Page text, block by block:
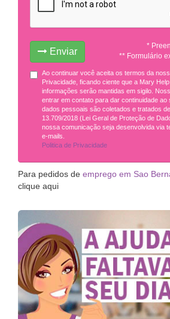
Enviar
*
** Formulário
Ao continuar você aceita os termos da
Privacidade, ficando ciente que a Mary
informações serão mantidas em sigilo.
entrar em contato para dar continuidade ao
dados pessoais são coletados e tratados
13.709/2018 (Lei Geral de Proteção de
nossa comunicação seja desenvolvida via
e-mails.
Politica de Privacidade
Para pedidos de emprego em Sao
clique aqui